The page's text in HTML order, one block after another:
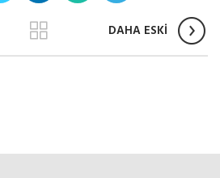
DAHA ESKİ